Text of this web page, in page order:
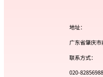
地址：
广东省肇庆
联系方式：
020-